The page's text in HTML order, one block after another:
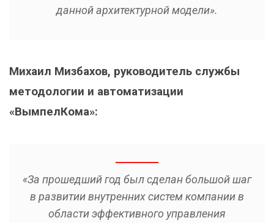
данной архитектурной модели».
Михаил Мизбахов, руководитель службы
методологии и автоматизации
«ВымпелКома»:
«За прошедший год был сделан большой шаг
в развитии внутренних систем компании в
области эффективного управления